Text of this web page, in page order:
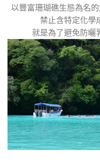
以豐富珊瑚礁生態為名
禁止含特定化學
就是為了避免防曬